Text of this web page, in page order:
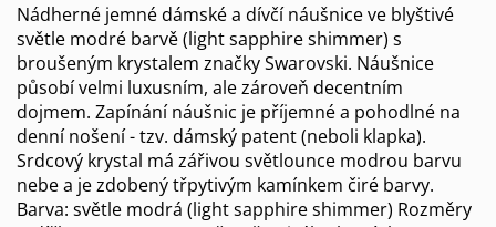
Nádherné jemné dámské a dívčí náušnice ve blyštivé
světle modré barvě (light sapphire shimmer) s
broušeným krystalem značky Swarovski. Náušnice
působí velmi luxusním, ale zároveň decentním
dojmem. Zapínání náušnic je příjemné a pohodlné na
denní nošení - tzv. dámský patent (neboli klapka).
Srdcový krystal má zářivou světlounce modrou barvu
nebe a je zdobený třpytivým kamínkem čiré barvy.
Barva: světle modrá (light sapphire shimmer) Rozměry